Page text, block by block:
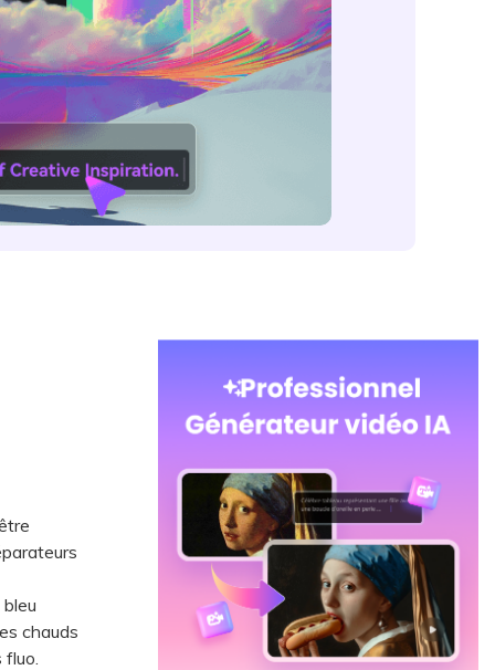
chauds
fluo.